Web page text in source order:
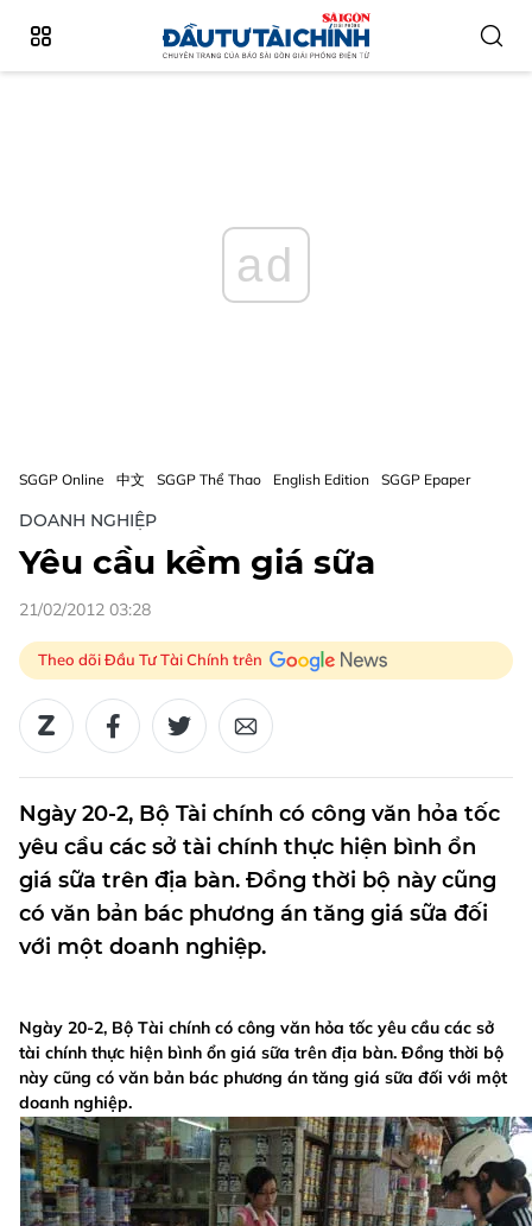
ad
SGGP Online 中文 SGGP Thể Thao English Edition SGGP Epaper
DOANH NGHIỆP
Yêu cầu kềm giá sữa
21/02/2012 03:28
Theo dõi Đầu Tư Tài Chính trên
Ngày 20-2, Bộ Tài chính có công văn hỏa tốc
yêu cầu các sở tài chính thực hiện bình ổn
giá sữa trên địa bàn. Đồng thời bộ này cũng
có văn bản bác phương án tăng giá sữa đối
với một doanh nghiệp.
Ngày 20-2, Bộ Tài chính có công văn hỏa tốc yêu cầu các sở
tài chính thực hiện bình ổn giá sữa trên địa bàn. Đồng thời bộ
này cũng có văn bản bác phương án tăng giá sữa đối với một
doanh nghiệp.